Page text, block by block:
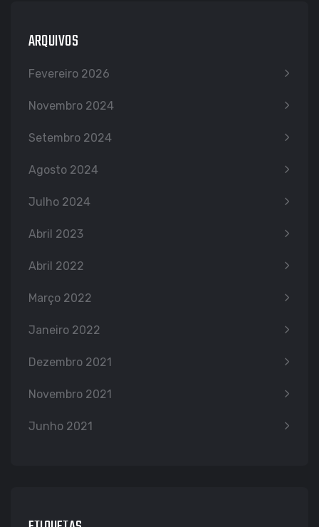
ARQUIVOS
Fevereiro 2026
Novembro 2024
Setembro 2024
Agosto 2024
Julho 2024
Abril 2023
Abril 2022
Março 2022
Janeiro 2022
Dezembro 2021
Novembro 2021
Junho 2021